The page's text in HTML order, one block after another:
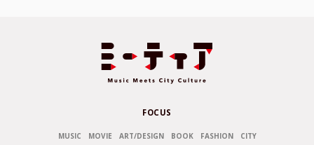
FOCUS
MUSIC MOVIE ART/DESIGN BOOK FASHION CITY